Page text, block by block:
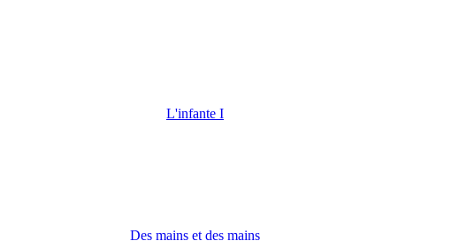
L'infante I
Des mains et des mains